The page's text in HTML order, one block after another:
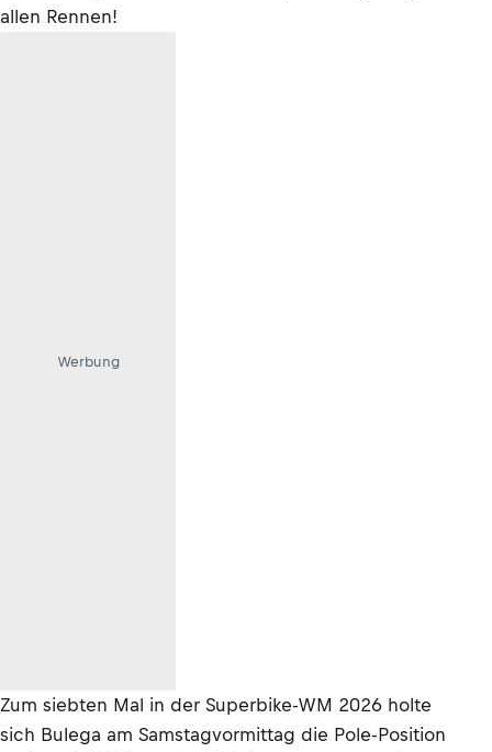
allen Rennen!
Werbung
Zum siebten Mal in der Superbike-WM 2026 holte
sich Bulega am Samstagvormittag die Pole-Position